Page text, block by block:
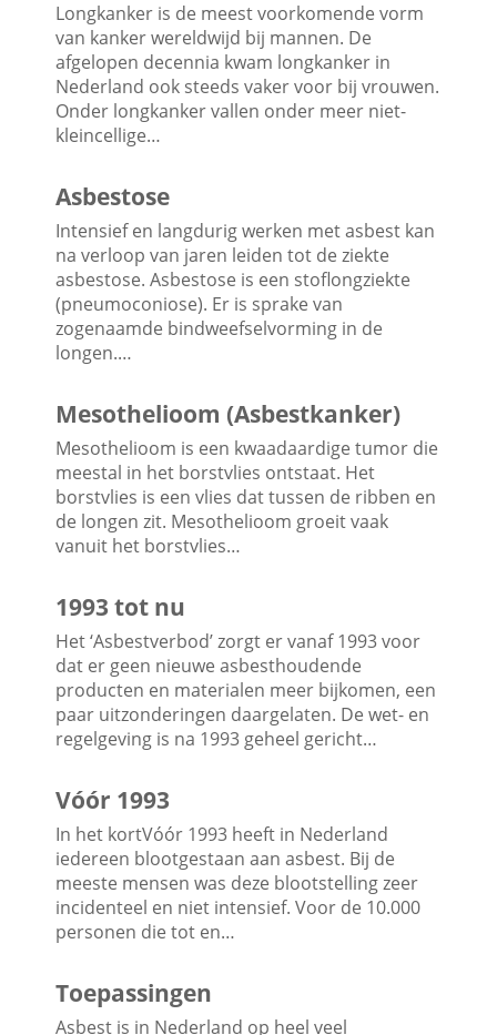
Longkanker is de meest voorkomende vorm
van kanker wereldwijd bij mannen. De
afgelopen decennia kwam longkanker in
Nederland ook steeds vaker voor bij vrouwen.
Onder longkanker vallen onder meer niet-
kleincellige…
Asbestose
Intensief en langdurig werken met asbest kan
na verloop van jaren leiden tot de ziekte
asbestose. Asbestose is een stoflongziekte
(pneumoconiose). Er is sprake van
zogenaamde bindweefselvorming in de
longen.…
Mesothelioom (Asbestkanker)
Mesothelioom is een kwaadaardige tumor die
meestal in het borstvlies ontstaat. Het
borstvlies is een vlies dat tussen de ribben en
de longen zit. Mesothelioom groeit vaak
vanuit het borstvlies…
1993 tot nu
Het ‘Asbestverbod’ zorgt er vanaf 1993 voor
dat er geen nieuwe asbesthoudende
producten en materialen meer bijkomen, een
paar uitzonderingen daargelaten. De wet- en
regelgeving is na 1993 geheel gericht…
Vóór 1993
In het kortVóór 1993 heeft in Nederland
iedereen blootgestaan aan asbest. Bij de
meeste mensen was deze blootstelling zeer
incidenteel en niet intensief. Voor de 10.000
personen die tot en…
Toepassingen
Asbest is in Nederland op heel veel